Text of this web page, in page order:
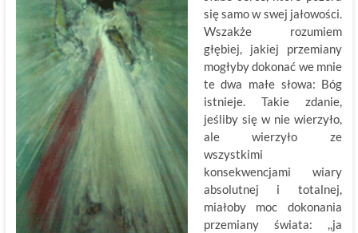
się samo w swej jałowości.
Wszakże rozumiem
głębiej, jakiej przemiany
mogłyby dokonać we mnie
te dwa małe słowa: Bóg
istnieje. Takie zdanie,
jeśliby się w nie wierzyło,
ale wierzyło ze
wszystkimi
konsekwencjami wiary
absolutnej i totalnej,
miałoby moc dokonania
przemiany świata: ,,ja